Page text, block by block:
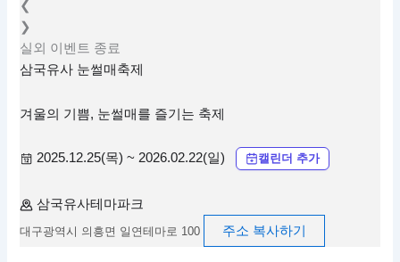
❮
❯
실외 이벤트 종료
삼국유사 눈썰매축제
겨울의 기쁨, 눈썰매를 즐기는 축제
2025.12.25(목) ~ 2026.02.22(일) 캘린더 추가
삼국유사테마파크
대구광역시 의흥면 일연테마로 100 주소 복사하기